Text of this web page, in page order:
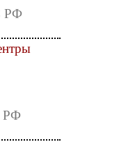
РФ
РФ